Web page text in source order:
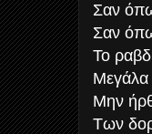
Σαν
Σαν
Το
Μεγάλα
Μην
Των